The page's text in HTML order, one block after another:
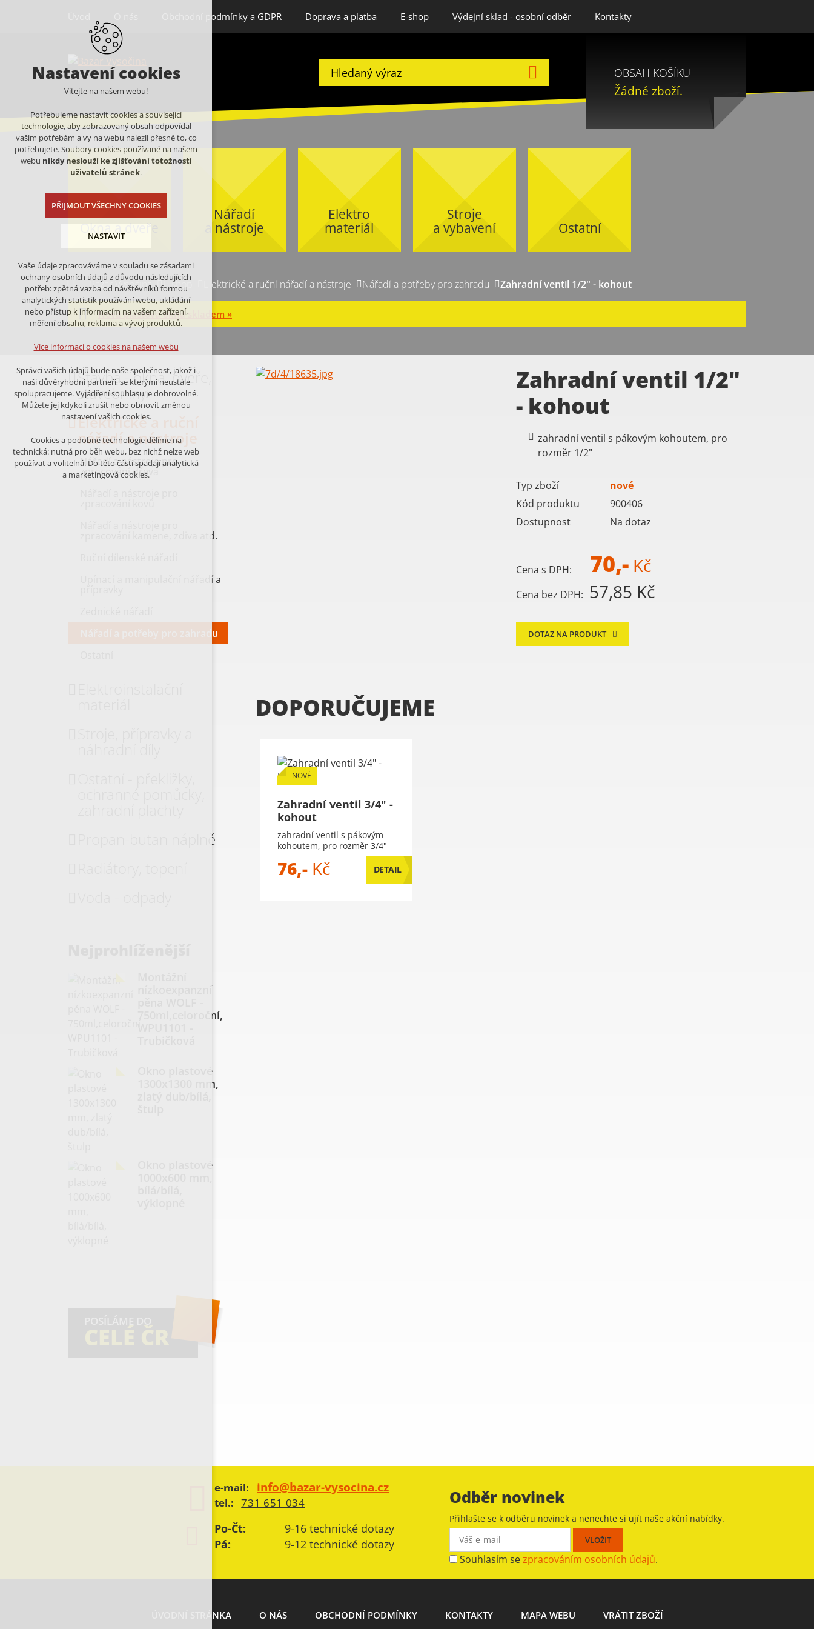
Obchodní podmínky a GDPR Doprava a platba E-shop Výdejní sklad - osobní odběr Kontakty
OBSAH KOŠÍKU
Žádné zboží.
Okna a dveře
Nářadí
a nástroje
Elektro
materiál
Stroje
a vybavení
Ostatní
Bazar Vysočina E-shop Elektrické a ruční nářadí a nástroje Nářadí a potřeby pro zahradu Zahradní ventil 1/2" - kohout
Nová plastová okna skladem »
Zahradní ventil 1/2"
- kohout
zahradní ventil s pákovým kohoutem, pro
rozměr 1/2"
Typ zboží
nové
Kód produktu
900406
Dostupnost
Na dotaz
Cena s DPH: 70,- Kč
Cena bez DPH: 57,85 Kč
DOTAZ NA PRODUKT
DOPORUČUJEME
NOVÉ
Zahradní ventil 3/4" -
kohout
zahradní ventil s pákovým
kohoutem, pro rozměr 3/4"
76,- Kč DETAIL
Stavba - okna, dveře,
stavebniny
Elektrické a ruční
nářadí a nástroje
Nářadí a nástroje pro
zpracování dřeva
zpracování kamene, zdiva atd.
Upínací a manipulační nářadí a
Nářadí a potřeby pro zahradu
Propan-butan náplně
nízkoexpanzní
750ml,celoroční,
Okno plastové
1300x1300 mm,
Okno plastové
e-mail: info@bazar-vysocina.cz
tel.: 731 651 034
Po-Čt:
9-16 technické dotazy
Pá:
9-12 technické dotazy
Odběr novinek
Přihlašte se k odběru novinek a nenechte si ujít naše akční nabídky.
Souhlasím sezpracováním osobních údajů.
ÚVODNÍ STRÁNKA O NÁS OBCHODNÍ PODMÍNKY KONTAKTY MAPA WEBU VRÁTIT ZBOŽÍ
Nastavení cookies
Vítejte na našem webu!
Potřebujeme nastavit cookies a související
technologie, aby zobrazovaný obsah odpovídal
vašim potřebám a vy na webu nalezli přesně to, co
potřebujete. Soubory cookies používané na našem
webu nikdy neslouží ke zjišťování totožnosti
uživatelů stránek.
PŘIJMOUT VŠECHNY COOKIES
NASTAVIT
Technická cookies
nutná pro provozování webu
udržení kontextu stránek (session):
případná přihlášení, volby jazyka, apod.
Volitelná cookies
analytická pro anonymizované
vyhodnocení návštěvnosti
marketingová cookies (Google,Facebook)
Více informací o cookies na našem webu
ODMÍTNOUT VŠE
Vaše údaje zpracováváme v souladu se zásadami
ochrany osobních údajů z důvodu následujících
potřeb: zpětná vazba od návštěvníků formou
analytických statistik používání webu, ukládání
nebo přístup k informacím na vašem zařízení,
měření obsahu, reklama a vývoj produktů.
Více informací o cookies na našem webu
Správci vašich údajů bude naše společnost, jakož i
naši důvěryhodní partneři, se kterými neustále
spolupracujeme. Vyjádření souhlasu je dobrovolné.
Můžete jej kdykoli zrušit nebo obnovit změnou
nastavení vašich cookies.
Cookies a podobné technologie dělíme na
technická: nutná pro běh webu, bez nichž nelze web
používat a volitelná. Do této části spadají analytická
a marketingová cookies.